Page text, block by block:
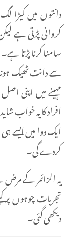
کروانی پڑتی ہے
سامنا کرنا پڑتا
سے دانت ٹھیک
مہینے میں اپنی
افراد کا یہ خواب
ایک دوا میں ایسے
کردے گی۔
تجربات چوہوں پر
دیکھی گئی۔